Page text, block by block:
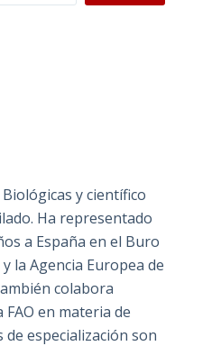
y científico
Ha representado
a España en el Buro
la Agencia Europea de
colabora
en materia de
de especialización son